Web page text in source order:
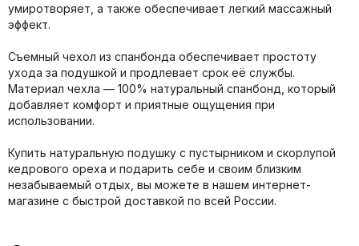
умиротворяет, а также обеспечивает легкий массажный
эффект.
Съемный чехол из спанбонда обеспечивает простоту
ухода за подушкой и продлевает срок её службы.
Материал чехла — 100% натуральный спанбонд, который
добавляет комфорт и приятные ощущения при
использовании.
Купить натуральную подушку с пустырником и скорлупой
кедрового ореха и подарить себе и своим близким
незабываемый отдых, вы можете в нашем интернет-
магазине с быстрой доставкой по всей России.